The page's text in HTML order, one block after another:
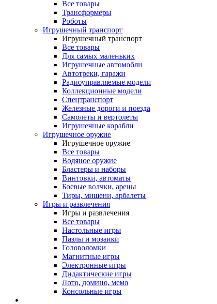
Все товары
Трансформеры
Роботы
Игрушечный транспорт
Игрушечный транспорт
Все товары
Для самых маленьких
Игрушечные автомобли
Автотреки, гаражи
Радиоуправляемые модели
Коллекционные модели
Спецтранспорт
Железные дороги и поезда
Самолеты и вертолеты
Игрушечные корабли
Игрушечное оружие
Игрушечное оружие
Все товары
Водяное оружие
Бластеры и наборы
Винтовки, автоматы
Боевые волчки, арены
Тиры, мишени, арбалеты
Игры и развлечения
Игры и развлечения
Все товары
Настольные игры
Пазлы и мозаики
Головоломки
Магнитные игры
Электронные игры
Дидактические игры
Лото, домино, мемо
Консольные игры